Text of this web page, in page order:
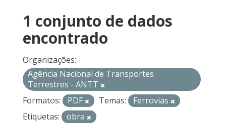
1 conjunto de dados
encontrado
Organizações:
Agência Nacional de Transportes
Terrestres - ANTT
Formatos:
PDF Temas:
Ferrovias
Etiquetas:
obra